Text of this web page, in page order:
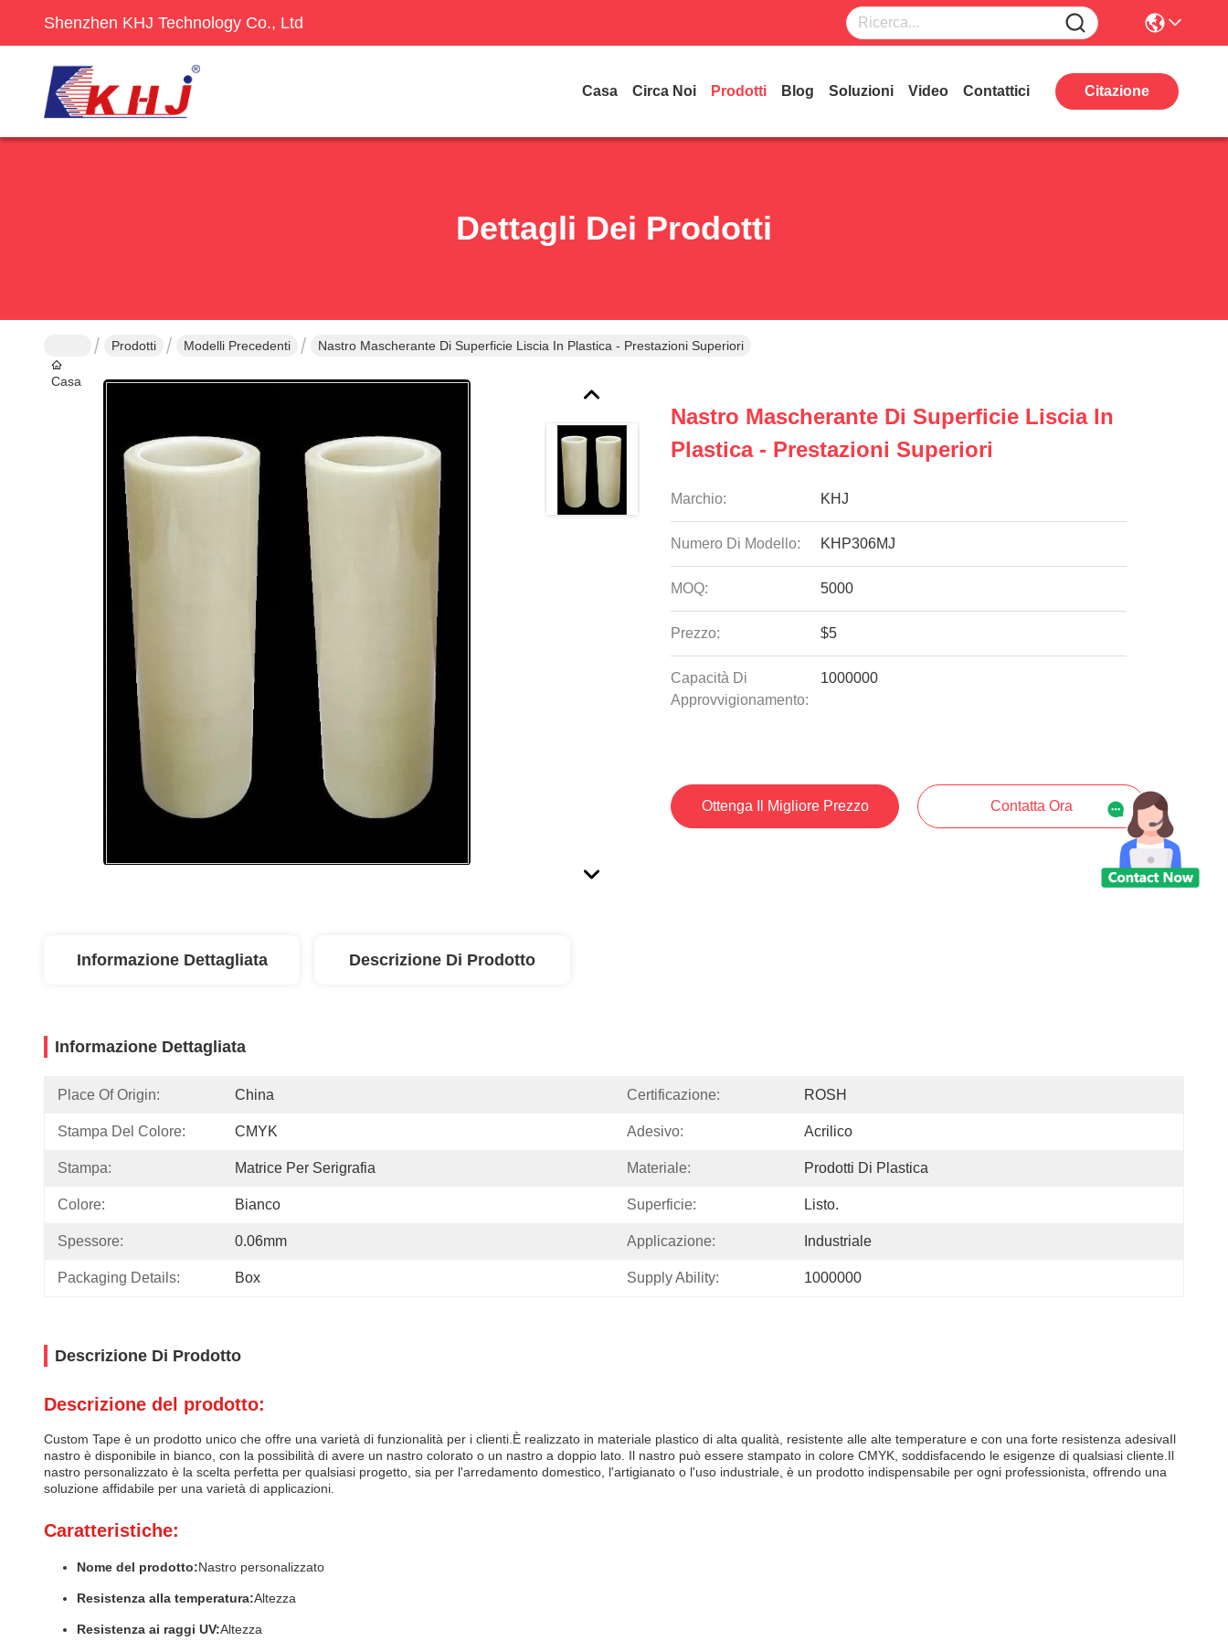
Shenzhen KHJ Technology Co., Ltd
Casa Circa Noi Prodotti Blog Soluzioni Video Contattici Citazione
Dettagli Dei Prodotti
Casa
Prodotti Modelli Precedenti Nastro Mascherante Di Superficie Liscia In Plastica - Prestazioni Superiori
Nastro Mascherante Di Superficie Liscia In
Plastica - Prestazioni Superiori
Marchio: KHJ
Numero Di Modello: KHP306MJ
MOQ: 5000
Prezzo: $5
Capacità Di
Approvvigionamento:
1000000
Ottenga Il Migliore Prezzo Contatta Ora
Informazione Dettagliata Descrizione Di Prodotto
Informazione Dettagliata
Place Of Origin: China Certificazione: ROSH
Stampa Del Colore: CMYK Adesivo: Acrilico
Stampa: Matrice Per Serigrafia Materiale: Prodotti Di Plastica
Colore: Bianco Superficie: Listo.
Spessore: 0.06mm Applicazione: Industriale
Packaging Details: Box Supply Ability: 1000000
Descrizione Di Prodotto
Descrizione del prodotto:
Custom Tape è un prodotto unico che offre una varietà di funzionalità per i clienti.È realizzato in materiale plastico di alta qualità, resistente alle alte temperature e con una forte resistenza adesivaIl
nastro è disponibile in bianco, con la possibilità di avere un nastro colorato o un nastro a doppio lato. Il nastro può essere stampato in colore CMYK, soddisfacendo le esigenze di qualsiasi cliente.Il
nastro personalizzato è la scelta perfetta per qualsiasi progetto, sia per l'arredamento domestico, l'artigianato o l'uso industriale, è un prodotto indispensabile per ogni professionista, offrendo una
soluzione affidabile per una varietà di applicazioni.
Caratteristiche:
Nome del prodotto:Nastro personalizzato
Resistenza alla temperatura:Altezza
Resistenza ai raggi UV:Altezza